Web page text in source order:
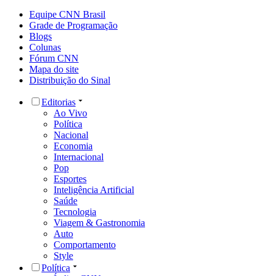
Equipe CNN Brasil
Grade de Programação
Blogs
Colunas
Fórum CNN
Mapa do site
Distribuição do Sinal
Editorias
Ao Vivo
Política
Nacional
Economia
Internacional
Pop
Esportes
Inteligência Artificial
Saúde
Tecnologia
Viagem & Gastronomia
Auto
Comportamento
Style
Política